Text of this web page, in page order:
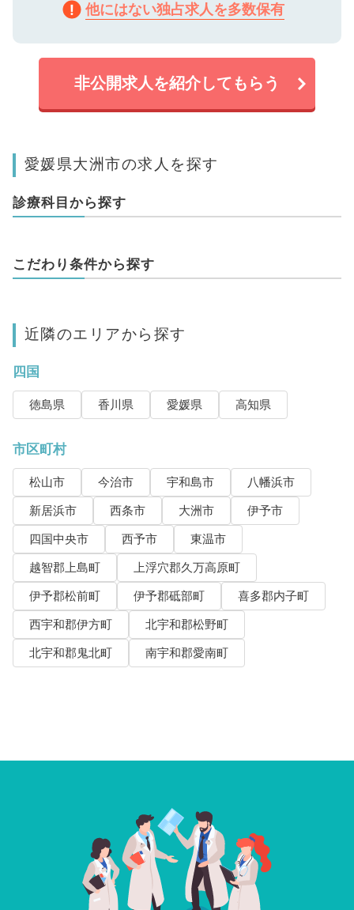
他にはない独占求人を多数保有
非公開求人を紹介してもらう
愛媛県大洲市の求人を探す
診療科目から探す
こだわり条件から探す
近隣のエリアから探す
四国
徳島県 香川県 愛媛県 高知県
市区町村
松山市 今治市 宇和島市
八幡浜市
新居浜市
西条市 大洲市
伊予市
四国中央市
西予市
東温市
越智郡上島町
上浮穴郡久万高原町
伊予郡松前町
伊予郡砥部町
喜多郡内子町
西宇和郡伊方町
北宇和郡松野町
北宇和郡鬼北町
南宇和郡愛南町